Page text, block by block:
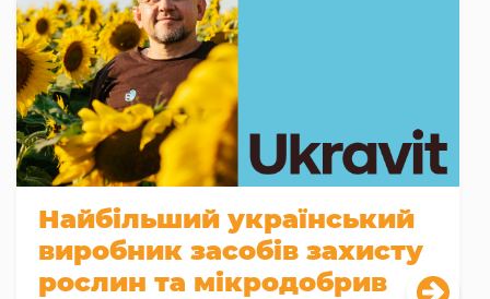
Найбільший український
виробник засобів захисту
рослин та мікродобрив